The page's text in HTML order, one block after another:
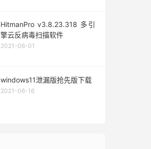
HitmanPro v3.8.23.318 多引
擎云反病毒扫描软件
2021-06-01
windows11泄漏版抢先版下载
2021-06-16